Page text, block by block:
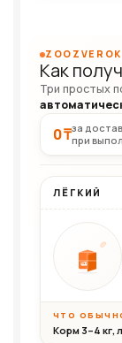
Как
Три простых
0 ₸за
при
ЛЁГКИЙ
10кг
ЧТО
Корм 3–4 кг,